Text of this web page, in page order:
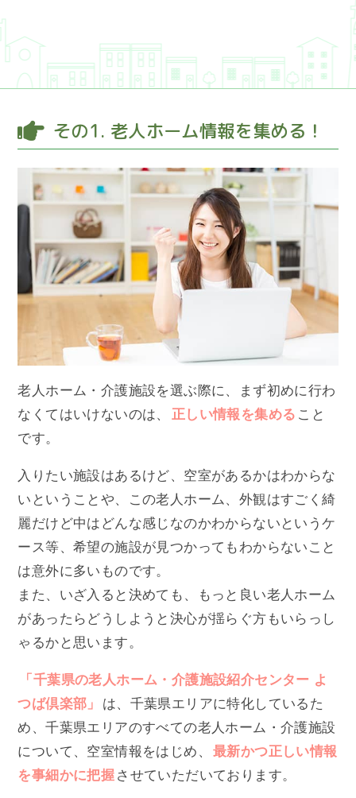
その1. 老人ホーム情報を集める！
老人ホーム・介護施設を選ぶ際に、まず初めに行わ
なくてはいけないのは、
正しい情報を集める こと
です。
入りたい施設はあるけど、空室があるかはわからな
いということや、この老人ホーム、外観はすごく綺
麗だけど中はどんな感じなのかわからないというケ
ース等、希望の施設が見つかってもわからないこと
は意外に多いものです。
また、いざ入ると決めても、もっと良い老人ホーム
があったらどうしようと決心が揺らぐ方もいらっし
ゃるかと思います。
「千葉県の老人ホーム・介護施設紹介センター よ
つば倶楽部」
は、千葉県エリアに特化しているた
め、千葉県エリアのすべての老人ホーム・介護施設
について、空室情報をはじめ、
最新かつ正しい情報
を事細かに把握 させていただいております。